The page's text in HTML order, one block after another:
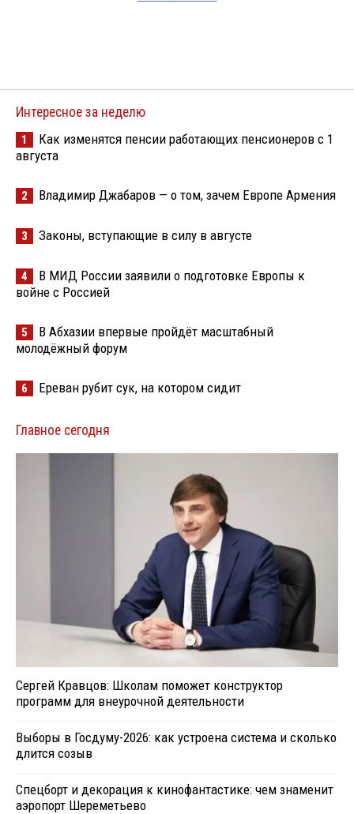
Интересное за неделю
1
Как изменятся пенсии работающих пенсионеров с 1
августа
2 Владимир Джабаров — о том, зачем Европе Армения
3 Законы, вступающие в силу в августе
4
В МИД России заявили о подготовке Европы к
войне с Россией
5
В Абхазии впервые пройдёт масштабный
молодёжный форум
6 Ереван рубит сук, на котором сидит
Главное сегодня
Сергей Кравцов: Школам поможет конструктор
программ для внеурочной деятельности
Выборы в Госдуму-2026: как устроена система и сколько
длится созыв
Спецборт и декорация к кинофантастике: чем знаменит
аэропорт Шереметьево